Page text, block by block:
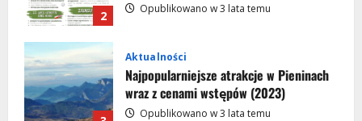
2 Opublikowano w 3 lata temu
Aktualności
Najpopularniejsze atrakcje w Pieninach
wraz z cenami wstępów (2023)
Opublikowano w 3 lata temu